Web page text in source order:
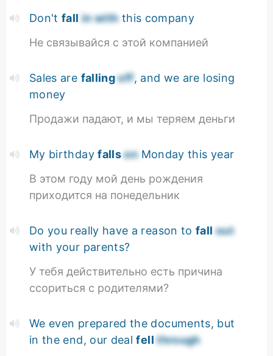
Don'tfallin withthis company
Не связывайся с этой компанией
Sales are fallingoff, and we are losing
money
Продажи падают, и мы теряем деньги
My birthdayfallsonMonday this year
В этом году мой день рождения
приходится на понедельник
Do you really have a reason tofallout
with your parents?
У тебя действительно есть причина
ссориться с родителями?
We even prepared the documents, but
in the end, our dealfellthrough